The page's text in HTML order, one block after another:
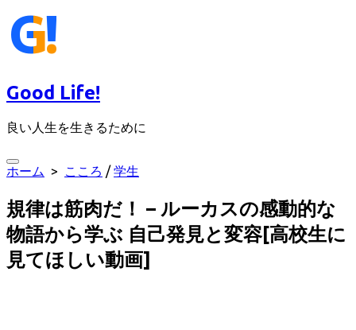
ン
テ
へ
キ
プ
Good Life!
良い人生を生きるために
検
り
替
え
ホーム > こころ /学生
規律は筋肉だ！ – ルーカスの感動的な
物語から学ぶ 自己発見と変容[高校生に
見てほしい動画]